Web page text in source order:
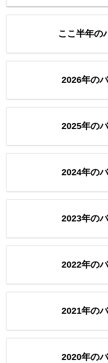
ここ半年の
2026年の
2025年の
2024年の
2023年の
2022年の
2021年の
2020年の